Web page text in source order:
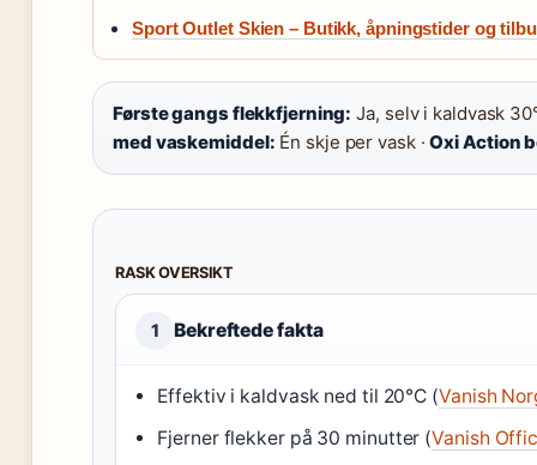
Sport Outlet Skien – Butikk, åpningstider og
Første gangs flekkfjerning: Ja, selv i kaldvask
med vaskemiddel: Én skje per vask ·Oxi Action
RASK OVERSIKT
1 Bekreftede fakta
Effektiv i kaldvask ned til 20°C (Vanish
Fjerner flekker på 30 minutter (Vanish